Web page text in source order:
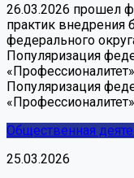
26.03.2026 прошел
практик внедрения
федерального
Популяризация
«Профессионалитет»
Популяризация
«Профессионалитет»
Общественная
25.03.2026